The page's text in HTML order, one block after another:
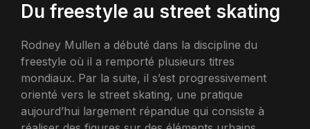
Du freestyle au street skating
Rodney Mullen a débuté dans la discipline du
freestyle où il a remporté plusieurs titres
mondiaux. Par la suite, il s’est progressivement
orienté vers le street skating, une pratique
aujourd’hui largement répandue qui consiste à